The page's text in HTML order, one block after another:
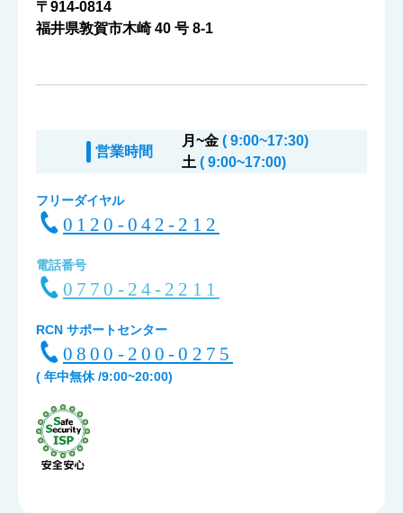
〒914-0814
福井県敦賀市木崎 40 号 8-1
営業時間
月~金 ( 9:00~17:30)
土 ( 9:00~17:00)
フリーダイヤル
0120-042-212
電話番号
0770-24-2211
RCN サポートセンター
0800-200-0275
( 年中無休 /9:00~20:00)